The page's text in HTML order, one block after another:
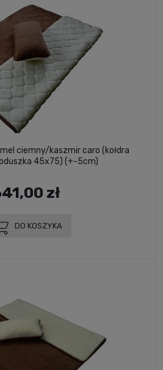
ciemny/kaszmir caro (kołdra
45x75) (+-5cm)
zł
DO KOSZYKA